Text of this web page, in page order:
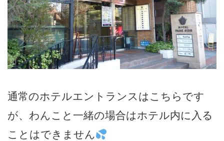
通常のホテルエントランスはこちらです
が、わんこと一緒の場合はホテル内に入る
ことはできません